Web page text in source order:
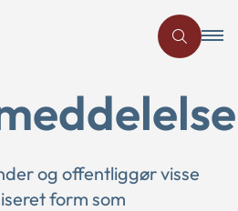
og offentliggør visse
form som